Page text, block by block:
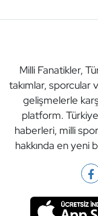
Milli Fanatikler,
takımlar, sporcular
gelişmelerle
platform.
haberleri, milli
hakkında en yeni